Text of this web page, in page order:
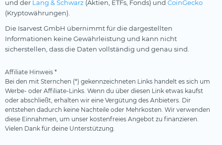
und der Lang & Schwarz (Aktien, ETFs, Fonds) und CoinGecko
(Kryptowährungen).
Die Isarvest GmbH übernimmt für die dargestellten
Informationen keine Gewährleistung und kann nicht
sicherstellen, dass die Daten vollständig und genau sind.
Affiliate Hinweis *
Bei den mit Sternchen (*) gekennzeichneten Links handelt es sich um
Werbe- oder Affiliate-Links. Wenn du über diesen Link etwas kaufst
oder abschließt, erhalten wir eine Vergütung des Anbieters. Dir
entstehen dadurch keine Nachteile oder Mehrkosten. Wir verwenden
diese Einnahmen, um unser kostenfreies Angebot zu finanzieren.
Vielen Dank für deine Unterstützung.